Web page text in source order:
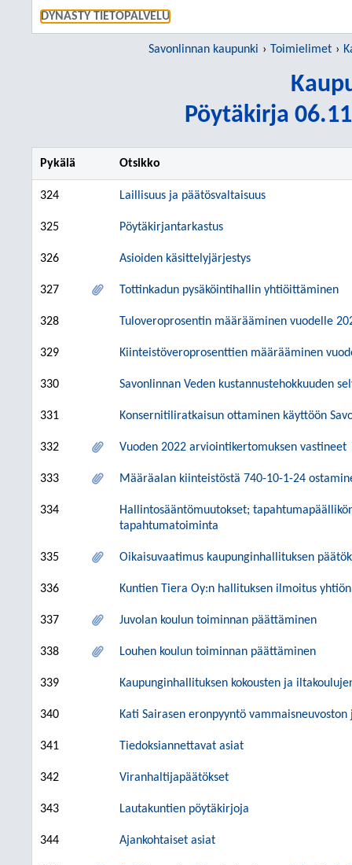
DYNASTY TIETOPALVELU
Savonlinnan kaupunki Toimielimet
Pöytäkirja
Pykälä Otsikko
324 Laillisuus ja päätösvaltaisuus
325 Pöytäkirjantarkastus
326 Asioiden käsittelyjärjestys
327 Tottinkadun pysäköintihallin yhtiöittäminen
328 Tuloveroprosentin määrääminen vuodelle
329 Kiinteistöveroprosenttien määrääminen
330 Savonlinnan Veden kustannustehokkuuden
331 Konsernitiliratkaisun ottaminen käyttöön
332 Vuoden 2022 arviointikertomuksen vastineet
333 Määräalan kiinteistöstä 740-10-1-24
334
Hallintosääntömuutokset;
tapahtumatoiminta
335 Oikaisuvaatimus kaupunginhallituksen
336 Kuntien Tiera Oy:n hallituksen ilmoitus
337 Juvolan koulun toiminnan päättäminen
338 Louhen koulun toiminnan päättäminen
339 Kaupunginhallituksen kokousten ja
340 Kati Sairasen eronpyyntö vammaisneuvoston
341 Tiedoksiannettavat asiat
342 Viranhaltijapäätökset
343 Lautakuntien pöytäkirjoja
344 Ajankohtaiset asiat